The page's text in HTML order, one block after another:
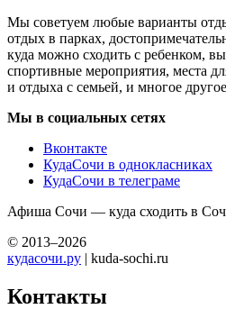
Мы советуем любые варианты
отдых в парках,
куда можно сходить с ребенком,
спортивные мероприятия, места
и отдыха с семьей, и многое
Мы в социальных сетях
Вконтакте
КудаСочи в однокласниках
КудаСочи в телеграме
Афиша Сочи — куда сходить в
© 2013–2026
кудасочи.ру | kuda-sochi.ru
Контакты